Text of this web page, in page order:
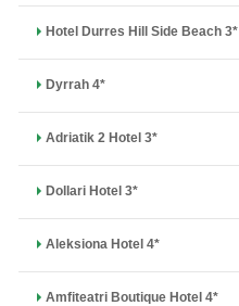
Hotel Durres Hill Side Beach 3*
Dyrrah 4*
Adriatik 2 Hotel 3*
Dollari Hotel 3*
Aleksiona Hotel 4*
Amfiteatri Boutique Hotel 4*